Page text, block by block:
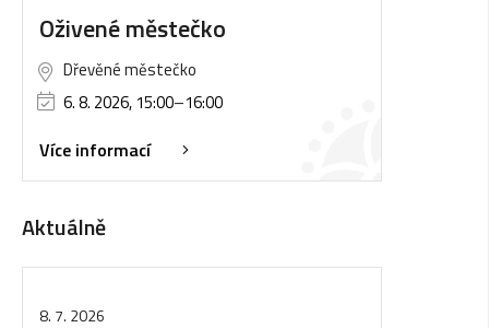
Oživené městečko
Dřevěné městečko
6. 8. 2026, 15:00–16:00
Více informací
Aktuálně
8. 7. 2026